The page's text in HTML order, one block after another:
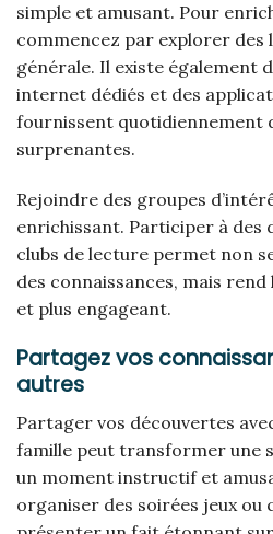
simple et amusant. Pour
commencez par explorer des
générale. Il existe également
internet dédiés et des
fournissent quotidiennement
surprenantes.
Rejoindre des groupes
enrichissant. Participer à des
clubs de lecture permet non
des connaissances, mais
et plus engageant.
Partagez vos
autres
Partager vos découvertes
famille peut transformer une
un moment instructif et
organiser des soirées jeux ou